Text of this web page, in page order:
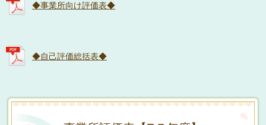
◆事業所向け評価表◆
◆自己評価総括表◆